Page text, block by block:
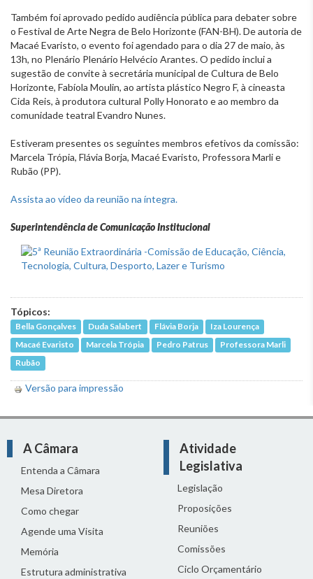
Também foi aprovado pedido audiência pública para debater sobre
o Festival de Arte Negra de Belo Horizonte (FAN-BH). De autoria de
Macaé Evaristo, o evento foi agendado para o dia 27 de maio, às
13h, no Plenário Plenário Helvécio Arantes. O pedido inclui a
sugestão de convite à secretária municipal de Cultura de Belo
Horizonte, Fabíola Moulin, ao artista plástico Negro F, à cineasta
Cida Reis, à produtora cultural Polly Honorato e ao membro da
comunidade teatral Evandro Nunes.
Estiveram presentes os seguintes membros efetivos da comissão:
Marcela Trópia, Flávia Borja, Macaé Evaristo, Professora Marli e
Rubão (PP).
Assista ao vídeo da reunião na íntegra.
Superintendência de Comunicação Institucional
Tópicos:
Bella Gonçalves Duda Salabert Flávia Borja
Iza Lourença
Macaé Evaristo
Marcela Trópia Pedro Patrus
Professora Marli
Rubão
Versão para impressão
A Câmara
Entenda a Câmara
Mesa Diretora
Como chegar
Agende uma Visita
Memória
Estrutura administrativa
Atividade
Legislativa
Legislação
Proposições
Reuniões
Comissões
Ciclo Orçamentário